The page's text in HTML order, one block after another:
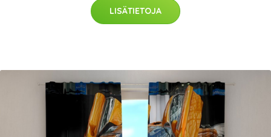
LISÄTIETOJA